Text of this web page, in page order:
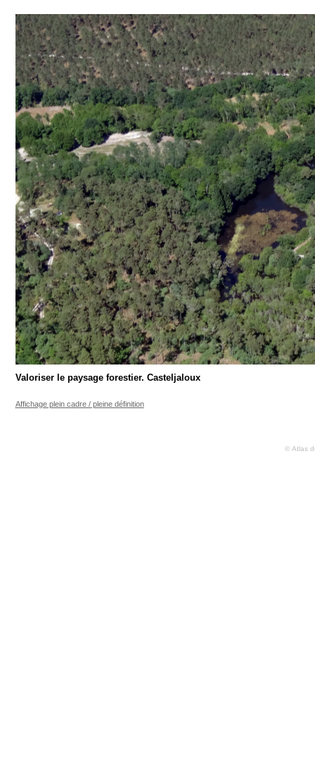
Valoriser le paysage forestier. Casteljaloux
Affichage plein cadre / pleine définition
© Atlas